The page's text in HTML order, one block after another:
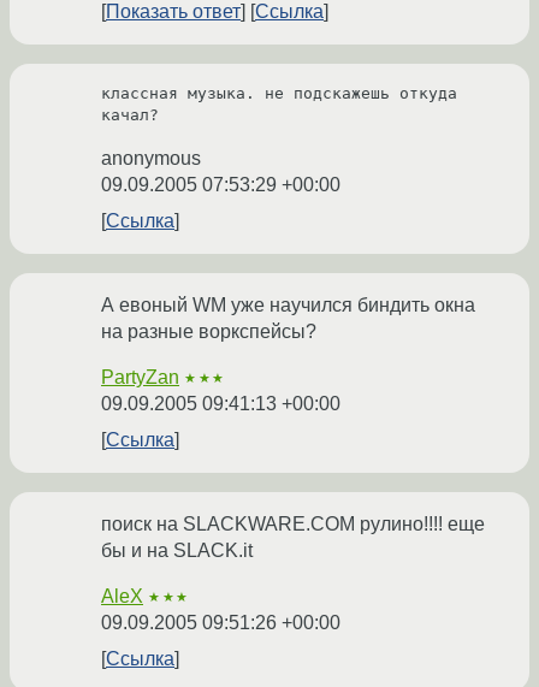
Показать ответ
Ссылка
классная музыка. не подскажешь откуда
качал?
anonymous
09.09.2005 07:53:29 +00:00
Ссылка
А евоный WM уже научился биндить окна
на разные воркспейсы?
PartyZan ★★★
09.09.2005 09:41:13 +00:00
Ссылка
поиск на SLACKWARE.COM рулино!!!! еще
бы и на SLACK.it
AleX ★★★
09.09.2005 09:51:26 +00:00
Ссылка